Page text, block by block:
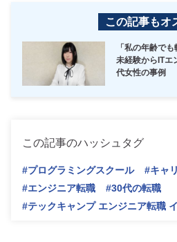
この記事もオ
「私の年齢で
未経験からITエ
代女性の事例
この記事のハッシュタグ
#プログラミングスクール #キャ
#エンジニア転職
#30代の転職
#テックキャンプ エンジニア転職